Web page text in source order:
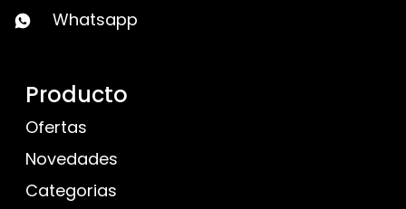
Whatsapp
Producto
Ofertas
Novedades
Categorias